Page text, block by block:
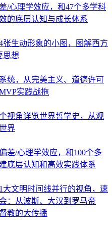
/心理学效应，和47个多学科
的底层认知与成长体系
生动形象的小图，图解西方
思想
统，从完美主义、道德许可
实践战拖
视角详览世界哲学史，从观
界
差/心理学效应，和100个多
底层认知和高效实践体系
文明时间线并行的视角，速
：从波斯、大汉到罗马帝
教的大传播